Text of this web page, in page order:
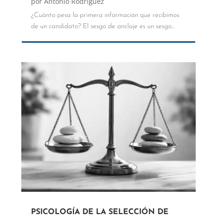
¿Cuánto pesa la primera información que recibimos
de un candidato? El sesgo de anclaje es un sesgo...
PSICOLOGÍA DE LA SELECCIÓN DE